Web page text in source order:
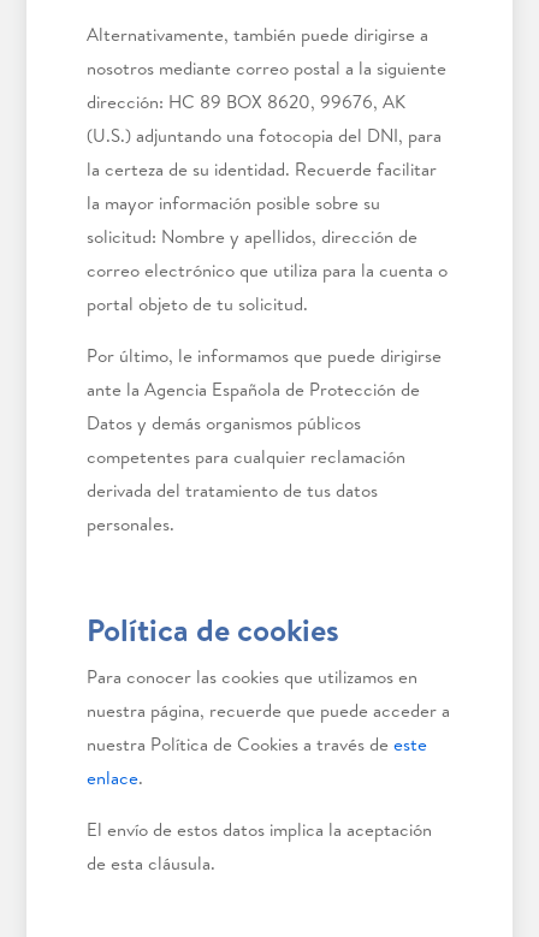
Alternativamente, también puede dirigirse a
nosotros mediante correo postal a la siguiente
dirección: HC 89 BOX 8620, 99676, AK
(U.S.) adjuntando una fotocopia del DNI, para
la certeza de su identidad. Recuerde facilitar
la mayor información posible sobre su
solicitud: Nombre y apellidos, dirección de
correo electrónico que utiliza para la cuenta o
portal objeto de tu solicitud.
Por último, le informamos que puede dirigirse
ante la Agencia Española de Protección de
Datos y demás organismos públicos
competentes para cualquier reclamación
derivada del tratamiento de tus datos
personales.
Política de cookies
Para conocer las cookies que utilizamos en
nuestra página, recuerde que puede acceder a
nuestra Política de Cookies a través deeste
enlace.
El envío de estos datos implica la aceptación
de esta cláusula.